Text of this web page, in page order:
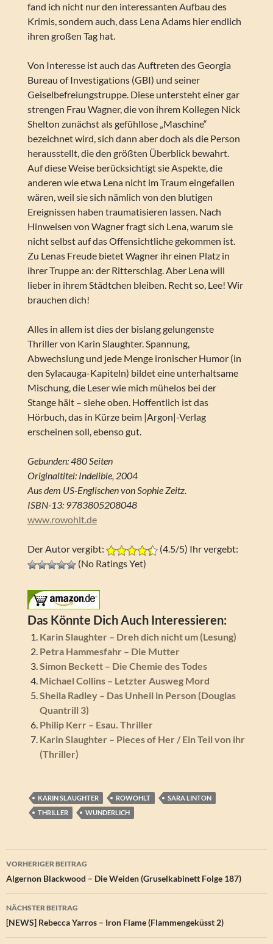
fand ich nicht nur den interessanten Aufbau des
Krimis, sondern auch, dass Lena Adams hier endlich
ihren großen Tag hat.
Von Interesse ist auch das Auftreten des Georgia
Bureau of Investigations (GBI) und seiner
Geiselbefreiungstruppe. Diese untersteht einer gar
strengen Frau Wagner, die von ihrem Kollegen Nick
Shelton zunächst als gefühllose „Maschine“
bezeichnet wird, sich dann aber doch als die Person
herausstellt, die den größten Überblick bewahrt.
Auf diese Weise berücksichtigt sie Aspekte, die
anderen wie etwa Lena nicht im Traum eingefallen
wären, weil sie sich nämlich von den blutigen
Ereignissen haben traumatisieren lassen. Nach
Hinweisen von Wagner fragt sich Lena, warum sie
nicht selbst auf das Offensichtliche gekommen ist.
Zu Lenas Freude bietet Wagner ihr einen Platz in
ihrer Truppe an: der Ritterschlag. Aber Lena will
lieber in ihrem Städtchen bleiben. Recht so, Lee! Wir
brauchen dich!
Alles in allem ist dies der bislang gelungenste
Thriller von Karin Slaughter. Spannung,
Abwechslung und jede Menge ironischer Humor (in
den Sylacauga-Kapiteln) bildet eine unterhaltsame
Mischung, die Leser wie mich mühelos bei der
Stange hält – siehe oben. Hoffentlich ist das
Hörbuch, das in Kürze beim |Argon|-Verlag
erscheinen soll, ebenso gut.
Gebunden: 480 Seiten
Originaltitel: Indelible, 2004
Aus dem US-Englischen von Sophie Zeitz.
ISBN-13: 9783805208048
www.rowohlt.de
Der Autor vergibt:
(4.5/5) Ihr vergebt:
(No Ratings Yet)
Das Könnte Dich Auch Interessieren:
Karin Slaughter – Dreh dich nicht um (Lesung)
Petra Hammesfahr – Die Mutter
Simon Beckett – Die Chemie des Todes
Michael Collins – Letzter Ausweg Mord
Sheila Radley – Das Unheil in Person (Douglas
Quantrill 3)
Philip Kerr – Esau. Thriller
Karin Slaughter – Pieces of Her / Ein Teil von ihr
(Thriller)
KARIN SLAUGHTER ROWOHLT
SARA LINTON
THRILLER
WUNDERLICH
Beitragsnavigation
VORHERIGER BEITRAG
Algernon Blackwood – Die Weiden (Gruselkabinett Folge 187)
NÄCHSTER BEITRAG
[NEWS] Rebecca Yarros – Iron Flame (Flammengeküsst 2)